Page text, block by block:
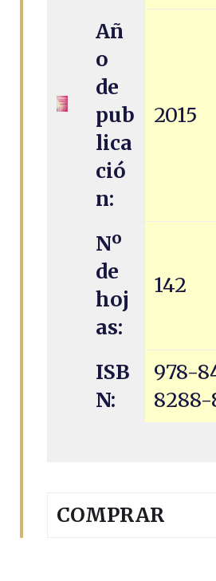
Añ
o
de
pub
lica
ció
n:
2015
Nº
de
hoj
as:
142
ISB
N:
978-
8288-
COMPRAR